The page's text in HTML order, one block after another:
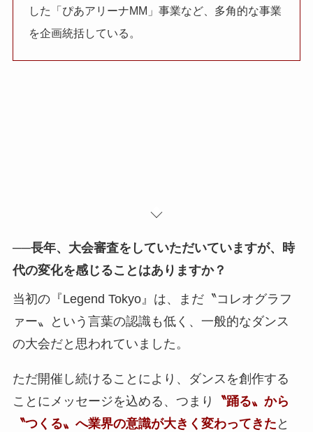
した「ぴあアリーナMM」事業など、多角的な事業
を企画統括している。
──長年、大会審査をしていただいていますが、時
代の変化を感じることはありますか？
当初の『Legend Tokyo』は、まだ〝コレオグラフ
ァー〟という言葉の認識も低く、一般的なダンス
の大会だと思われていました。
ただ開催し続けることにより、ダンスを創作する
ことにメッセージを込める、つまり
〝踊る〟から
〝つくる〟へ業界の意識が大きく変わってきた と